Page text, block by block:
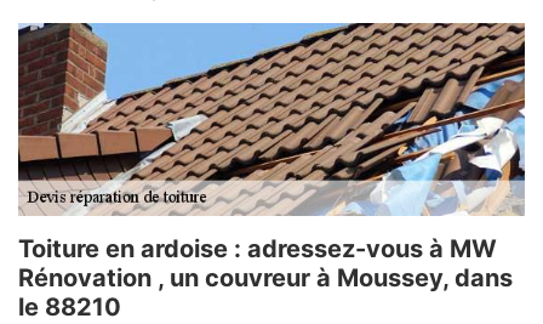
Toiture en ardoise : adressez-vous à MW
Rénovation , un couvreur à Moussey, dans
le 88210